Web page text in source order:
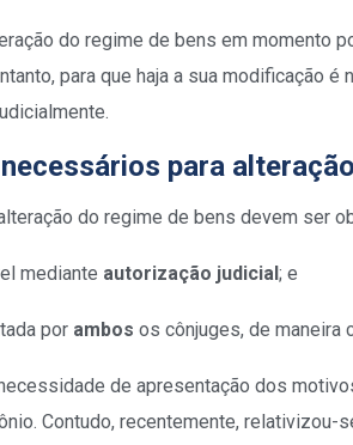
do regime de bens em momento
para que haja a sua modificação
.
para
do regime de bens devem ser
mediante autorização judicial; e
por ambos os cônjuges, de maneira
de apresentação dos
Contudo, recentemente, relativizou-